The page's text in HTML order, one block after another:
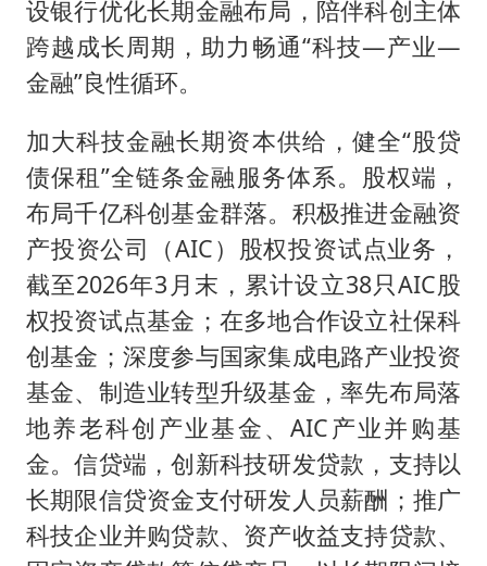
设银行优化长期金融布局，陪伴科创主体
跨越成长周期，助力畅通“科技—产业—
金融”良性循环。
加大科技金融长期资本供给，健全“股贷
债保租”全链条金融服务体系。股权端，
布局千亿科创基金群落。积极推进金融资
产投资公司（AIC）股权投资试点业务，
截至2026年3月末，累计设立38只AIC股
权投资试点基金；在多地合作设立社保科
创基金；深度参与国家集成电路产业投资
基金、制造业转型升级基金，率先布局落
地养老科创产业基金、AIC产业并购基
金。信贷端，创新科技研发贷款，支持以
长期限信贷资金支付研发人员薪酬；推广
科技企业并购贷款、资产收益支持贷款、